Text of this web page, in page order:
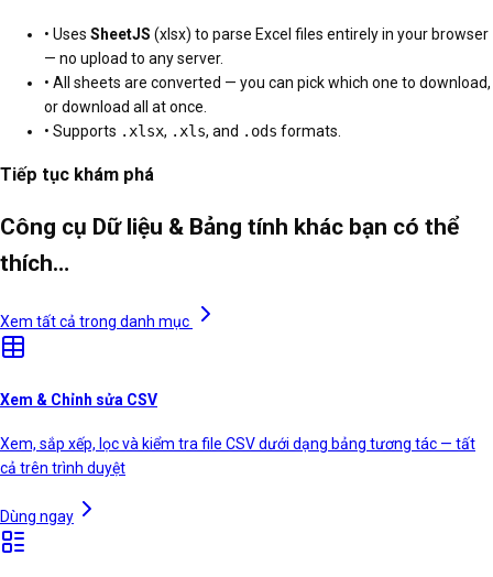
• Uses SheetJS (xlsx) to parse Excel files entirely in your browser
— no upload to any server.
• All sheets are converted — you can pick which one to download,
or download all at once.
• Supports .xlsx, .xls, and .ods formats.
Tiếp tục khám phá
Công cụ Dữ liệu & Bảng tính khác bạn có thể
thích…
Xem tất cả trong danh mục
Xem & Chỉnh sửa CSV
Xem, sắp xếp, lọc và kiểm tra file CSV dưới dạng bảng tương tác — tất
cả trên trình duyệt
Dùng ngay